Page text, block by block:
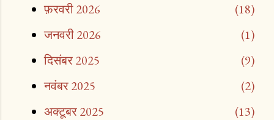
फ़रवरी 2026
18
जनवरी 2026
1
दिसंबर 2025
9
नवंबर 2025
2
अक्टूबर 2025
13